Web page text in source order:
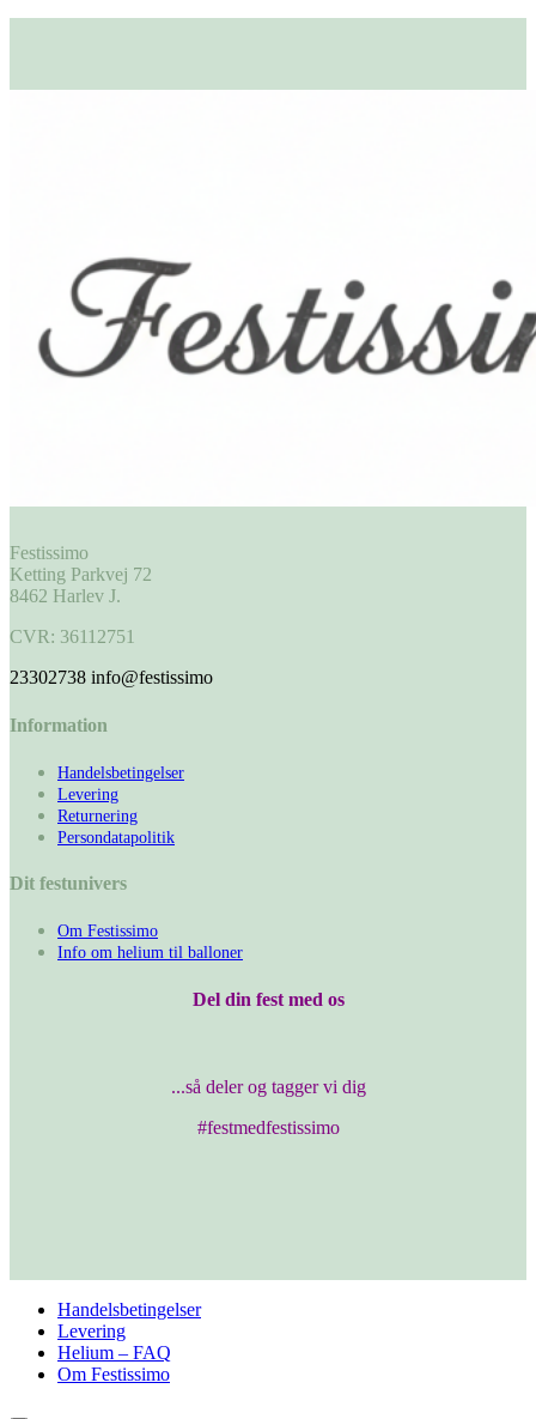
Festissimo
Ketting Parkvej 72
8462 Harlev J.
CVR: 36112751
23302738 info@festissimo
Information
Handelsbetingelser
Levering
Returnering
Persondatapolitik
Dit festunivers
Om Festissimo
Info om helium til balloner
Del din fest med os
...så deler og tagger vi dig
#festmedfestissimo
Handelsbetingelser
Levering
Helium – FAQ
Om Festissimo